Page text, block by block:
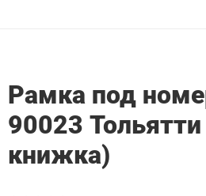
Рамка под
90023
книжка)